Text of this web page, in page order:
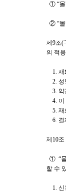
① “몰
② “몰
제9조(
의 적
1. 재
2. 성
3. 약
4. 이
5. 재
6. 결
제10
① “몰
할 수
1. 신